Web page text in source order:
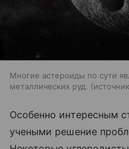
Многие астероиды по сути
металлических руд.
Особенно интересным
учеными решение